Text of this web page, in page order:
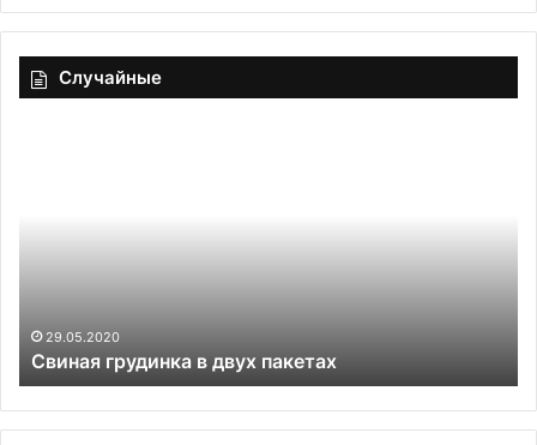
Случайные
29.05.2020
Свиная грудинка в двух пакетах